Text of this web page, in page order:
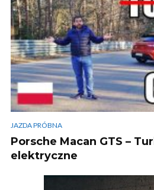
JAZDA PRÓBNA
Porsche Macan GTS –
elektryczne